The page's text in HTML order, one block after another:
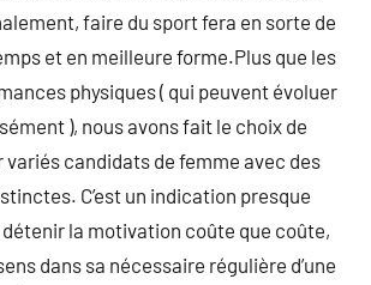
faire du sport fera en sorte de
et en meilleure forme.Plus que les
physiques ( qui peuvent évoluer
), nous avons fait le choix de
variés candidats de femme avec des
C’est un indication presque
la motivation coûte que coûte,
dans sa nécessaire régulière d’une